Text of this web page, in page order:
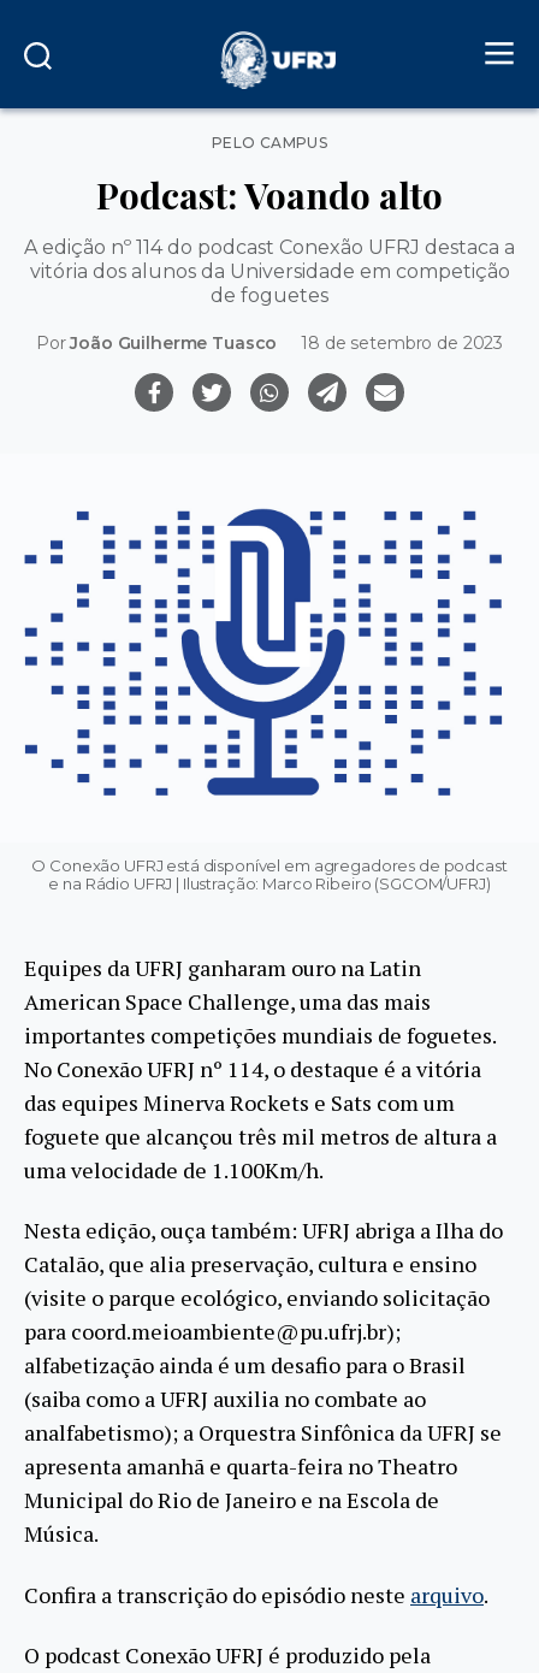
Categorias
PELO CAMPUS
Podcast: Voando alto
A edição nº 114 do podcast Conexão UFRJ destaca a
vitória dos alunos da Universidade em competição
de foguetes
PorJoão Guilherme Tuasco 18 de setembro de 2023
O Conexão UFRJ está disponível em agregadores de podcast
e na Rádio UFRJ | Ilustração: Marco Ribeiro (SGCOM/UFRJ)
Equipes da UFRJ ganharam ouro na Latin
American Space Challenge, uma das mais
importantes competições mundiais de foguetes.
No Conexão UFRJ nº 114, o destaque é a vitória
das equipes Minerva Rockets e Sats com um
foguete que alcançou três mil metros de altura a
uma velocidade de 1.100Km/h.
Nesta edição, ouça também: UFRJ abriga a Ilha do
Catalão, que alia preservação, cultura e ensino
(visite o parque ecológico, enviando solicitação
para coord.meioambiente@pu.ufrj.br);
alfabetização ainda é um desafio para o Brasil
(saiba como a UFRJ auxilia no combate ao
analfabetismo); a Orquestra Sinfônica da UFRJ se
apresenta amanhã e quarta-feira no Theatro
Municipal do Rio de Janeiro e na Escola de
Música.
Confira a transcrição do episódio neste arquivo.
O podcast Conexão UFRJ é produzido pela